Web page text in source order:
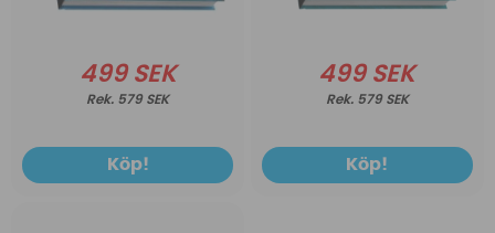
499 SEK
579 SEK
Köp!
499 SEK
579 SEK
Köp!